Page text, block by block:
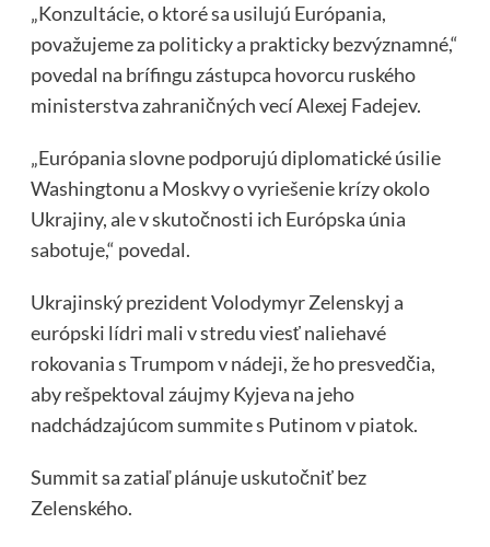
„Konzultácie, o ktoré sa usilujú Európania,
považujeme za politicky a prakticky bezvýznamné,“
povedal na brífingu zástupca hovorcu ruského
ministerstva zahraničných vecí Alexej Fadejev.
„Európania slovne podporujú diplomatické úsilie
Washingtonu a Moskvy o vyriešenie krízy okolo
Ukrajiny, ale v skutočnosti ich Európska únia
sabotuje,“ povedal.
Ukrajinský prezident Volodymyr Zelenskyj a
európski lídri mali v stredu viesť naliehavé
rokovania s Trumpom v nádeji, že ho presvedčia,
aby rešpektoval záujmy Kyjeva na jeho
nadchádzajúcom summite s Putinom v piatok.
Summit sa zatiaľ plánuje uskutočniť bez
Zelenského.